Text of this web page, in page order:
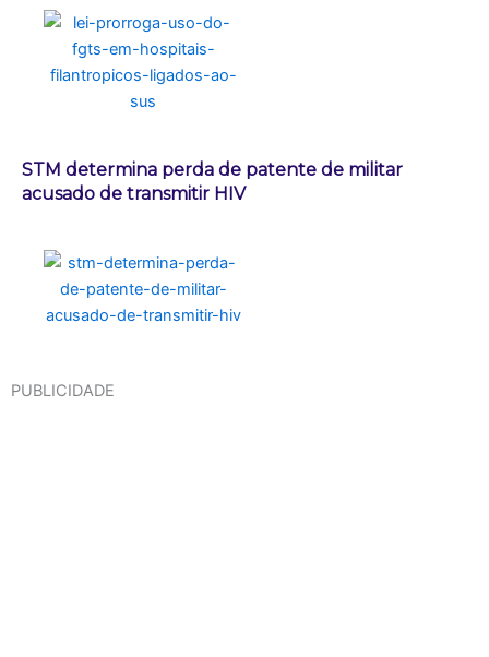
STM determina perda de patente de militar
acusado de transmitir HIV
PUBLICIDADE